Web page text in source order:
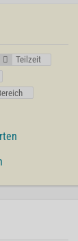
Teilzeit